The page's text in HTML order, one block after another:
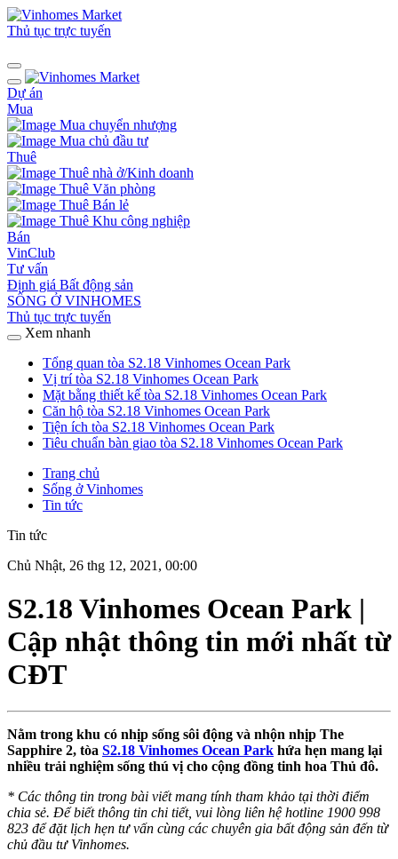
Thủ tục trực tuyến
Dự án
Mua
Mua chuyển nhượng
Mua chủ đầu tư
Thuê
Thuê nhà ở/Kinh doanh
Thuê Văn phòng
Thuê Bán lẻ
Thuê Khu công nghiệp
Bán
VinClub
Tư vấn
Định giá Bất động sản
SỐNG Ở VINHOMES
Thủ tục trực tuyến
Xem nhanh
Tổng quan tòa S2.18 Vinhomes Ocean Park
Vị trí tòa S2.18 Vinhomes Ocean Park
Mặt bằng thiết kế tòa S2.18 Vinhomes Ocean Park
Căn hộ tòa S2.18 Vinhomes Ocean Park
Tiện ích tòa S2.18 Vinhomes Ocean Park
Tiêu chuẩn bàn giao tòa S2.18 Vinhomes Ocean Park
Trang chủ
Sống ở Vinhomes
Tin tức
Tin tức
Chủ Nhật, 26 thg 12, 2021, 00:00
S2.18 Vinhomes Ocean Park |
Cập nhật thông tin mới nhất từ
CĐT
Nằm trong khu có nhịp sống sôi động và nhộn nhịp The
Sapphire 2, tòa S2.18 Vinhomes Ocean Park hứa hẹn mang lại
nhiều trải nghiệm sống thú vị cho cộng đồng tinh hoa Thủ đô.
* Các thông tin trong bài viết mang tính tham khảo tại thời điểm
chia sẻ. Để biết thông tin chi tiết, vui lòng liên hệ hotline 1900 998
823 để đặt lịch hẹn tư vấn cùng các chuyên gia bất động sản đến từ
chủ đầu tư Vinhomes.